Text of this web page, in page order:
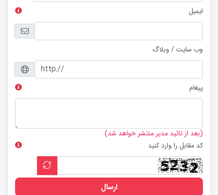
ایمیل
وب سایت / وبلاگ
پیغام
(بعد از تائید مدیر منتشر خواهد شد)
کد مقابل را وارد کنید
ارسال